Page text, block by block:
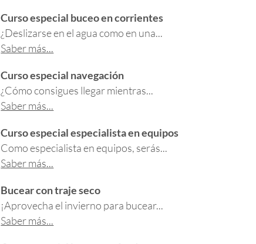
Curso especial buceo en corrientes
¿Deslizarse en el agua como en una...
Saber más...
Curso especial navegación
¿Cómo consigues llegar mientras...
Saber más...
Curso especial especialista en equipos
Como especialista en equipos, serás...
Saber más...
Bucear con traje seco
¡Aprovecha el invierno para bucear...
Saber más...